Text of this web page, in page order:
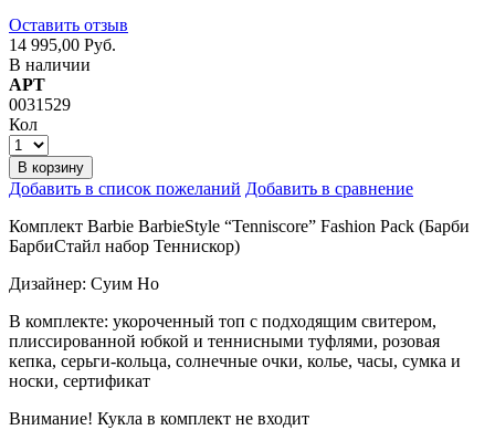
Оставить отзыв
14 995,00 Руб.
В наличии
АРТ
0031529
Кол
В корзину
Добавить в список пожеланий Добавить в сравнение
Комплект Barbie BarbieStyle “Tenniscore” Fashion Pack (Барби
БарбиСтайл набор Теннискор)
Дизайнер: Суим Но
В комплекте: укороченный топ с подходящим свитером,
плиссированной юбкой и теннисными туфлями, розовая
кепка, серьги-кольца, солнечные очки, колье, часы, сумка и
носки, сертификат
Внимание! Кукла в комплект не входит